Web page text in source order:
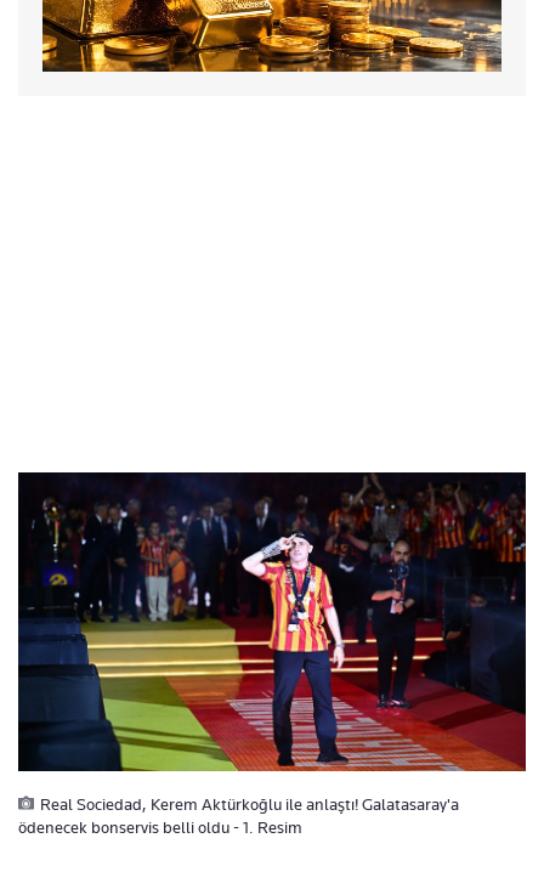
Real Sociedad, Kerem Aktürkoğlu ile anlaştı! Galatasaray'a
ödenecek bonservis belli oldu - 1. Resim